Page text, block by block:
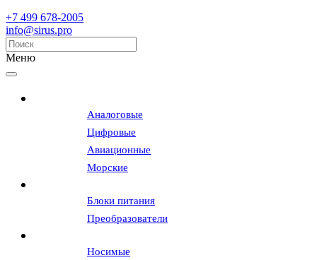
+7 499 678-2005
info@sirus.pro
Меню
Аналоговые
Цифровые
Авиационные
Морские
Блоки питания
Преобразователи
Носимые